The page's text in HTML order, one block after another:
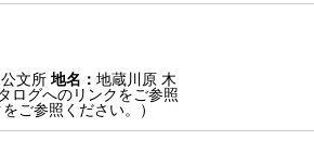
文所 地名： 地蔵川原 木
ログへのリンクをご参照
ご参照ください。）